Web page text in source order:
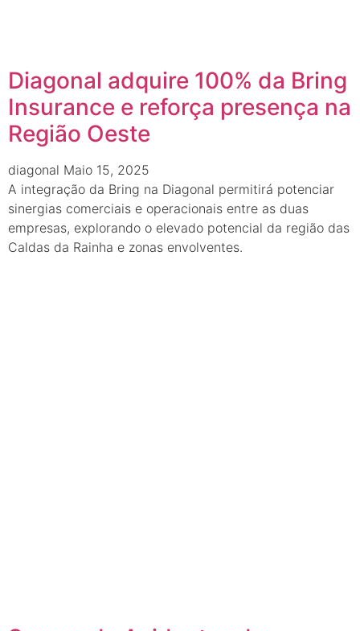
Diagonal adquire 100% da Bring
Insurance e reforça presença na
Região Oeste
diagonal Maio 15, 2025
A integração da Bring na Diagonal permitirá potenciar
sinergias comerciais e operacionais entre as duas
empresas, explorando o elevado potencial da região das
Caldas da Rainha e zonas envolventes.